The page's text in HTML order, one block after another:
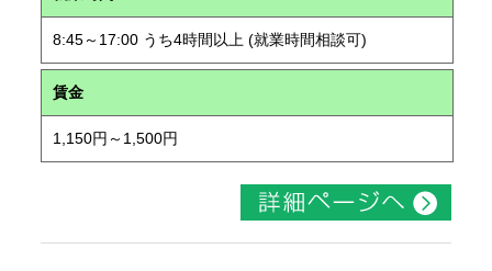
8:45～17:00 うち4時間以上 (就業時間相談可)
賃金
1,150円～1,500円